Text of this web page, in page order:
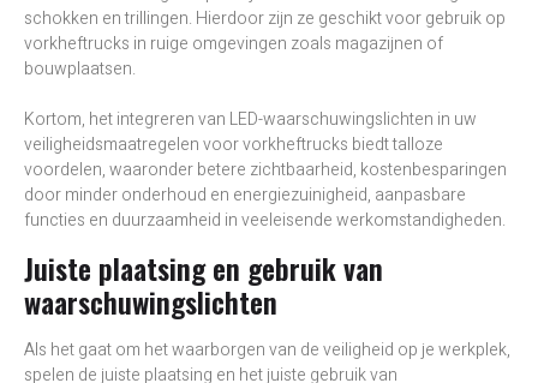
schokken en trillingen. Hierdoor zijn ze geschikt voor gebruik op
vorkheftrucks in ruige omgevingen zoals magazijnen of
bouwplaatsen.
Kortom, het integreren van LED-waarschuwingslichten in uw
veiligheidsmaatregelen voor vorkheftrucks biedt talloze
voordelen, waaronder betere zichtbaarheid, kostenbesparingen
door minder onderhoud en energiezuinigheid, aanpasbare
functies en duurzaamheid in veeleisende werkomstandigheden.
Juiste plaatsing en gebruik van
waarschuwingslichten
Als het gaat om het waarborgen van de veiligheid op je werkplek,
spelen de juiste plaatsing en het juiste gebruik van